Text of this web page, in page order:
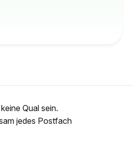
Qual sein.
jedes Postfach